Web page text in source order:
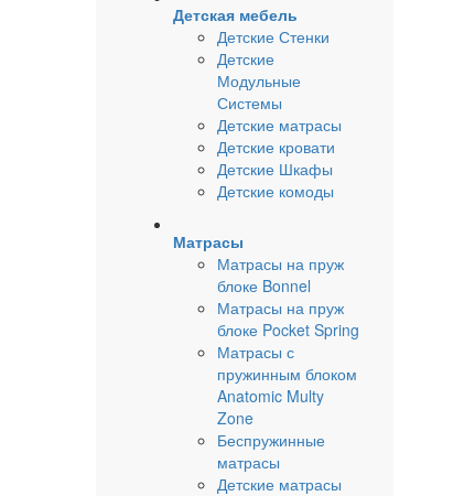
Детская мебель
Детские Стенки
Детские
Модульные
Системы
Детские матрасы
Детские кровати
Детские Шкафы
Детские комоды
Матрасы
Матрасы на пруж
блоке Bonnel
Матрасы на пруж
блоке Pocket Spring
Матрасы с
пружинным блоком
Anatomic Multy
Zone
Беспружинные
матрасы
Детские матрасы